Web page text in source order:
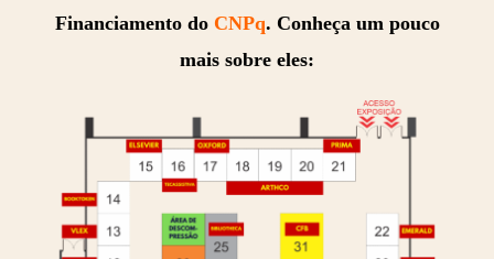
Financiamento do CNPq. Conheça um pouco
mais sobre eles: